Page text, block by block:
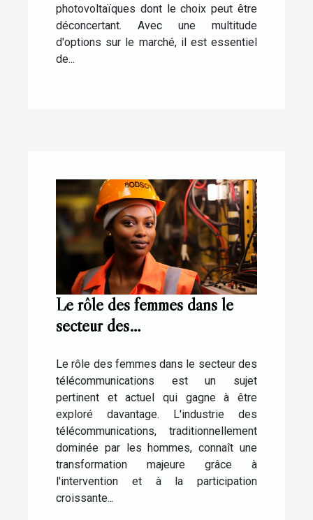
photovoltaïques dont le choix peut être
déconcertant. Avec une multitude
d'options sur le marché, il est essentiel
de...
Le rôle des femmes dans le
secteur des
d'Elisabeth Medou Badang
Le rôle des femmes dans le secteur des
télécommunications est un sujet
pertinent et actuel qui gagne à être
exploré davantage. L'industrie des
télécommunications, traditionnellement
dominée par les hommes, connaît une
transformation majeure grâce à
l'intervention et à la participation
croissante...